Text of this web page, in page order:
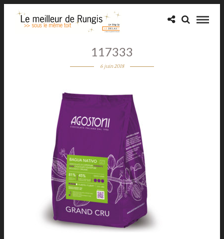
117333
6 juin 2018